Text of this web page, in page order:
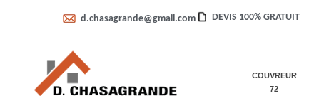
d.chasagrande@gmail.com DEVIS 100% GRATUIT
COUVREUR
72